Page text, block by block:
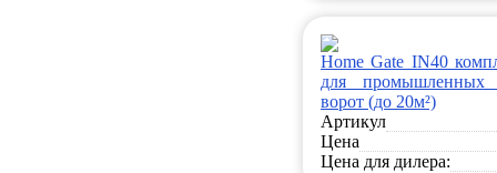
Home Gate IN40
для промышленных
ворот (до 20м²)
Артикул
Цена
Цена для дилера: